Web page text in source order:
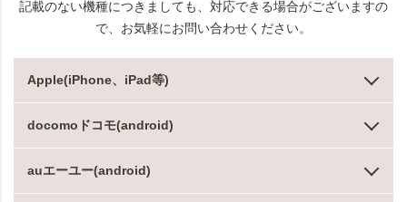
記載のない機種につきましても、対応できる場合がございますの
で、お気軽にお問い合わせください。
Apple(iPhone、iPad等)
docomoドコモ(android)
auエーユー(android)